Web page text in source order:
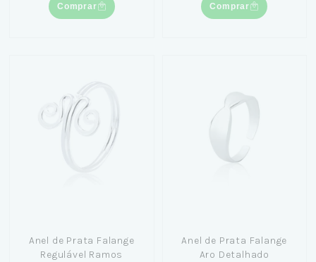
Comprar Comprar
Anel de Prata Falange
Regulável Ramos
Anel de Prata Falange
Aro Detalhado